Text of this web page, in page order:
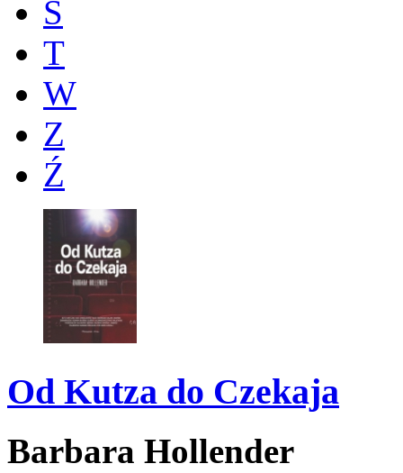
Ś
T
W
Z
Ź
Od Kutza do Czekaja
Barbara Hollender